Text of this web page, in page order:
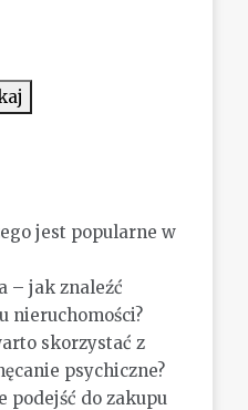
jest popularne w
– jak znaleźć
nieruchomości?
skorzystać z
psychiczne?
podejść do zakupu